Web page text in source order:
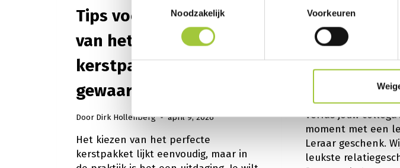
Noodzakelijk
Voorkeuren
Tips voor het kiezen
van het juiste
kerstpakket (dat écht
gewaardeerd wordt)
Door Dirk Hollenberg april 9, 2026
Het kiezen van het perfecte
kerstpakket lijkt eenvoudig, maar in
De top 5
Leraar
2026
Dirk Hollenberg
Verras jouw
moment met een
Leraar geschenk.
leukste